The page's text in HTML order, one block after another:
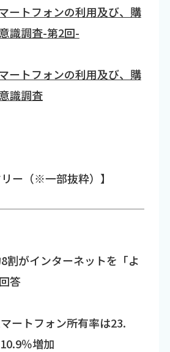
ートフォンの利用及び、購
識調査-第2回-
ートフォンの利用及び、購
識調査
リー（※一部抜粋）】
がインターネットを「よ
答
ートフォン所有率は23.
％増加